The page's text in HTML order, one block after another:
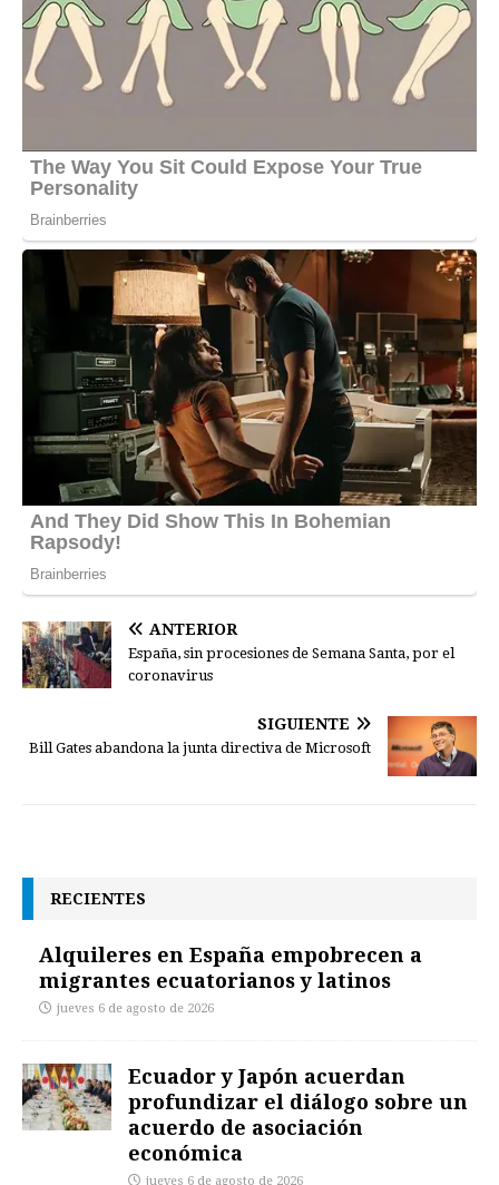
ANTERIOR
España, sin procesiones de Semana Santa, por el
coronavirus
SIGUIENTE
Bill Gates abandona la junta directiva de Microsoft
RECIENTES
Alquileres en España empobrecen a
migrantes ecuatorianos y latinos
jueves 6 de agosto de 2026
Ecuador y Japón acuerdan
profundizar el diálogo sobre un
acuerdo de asociación
económica
jueves 6 de agosto de 2026